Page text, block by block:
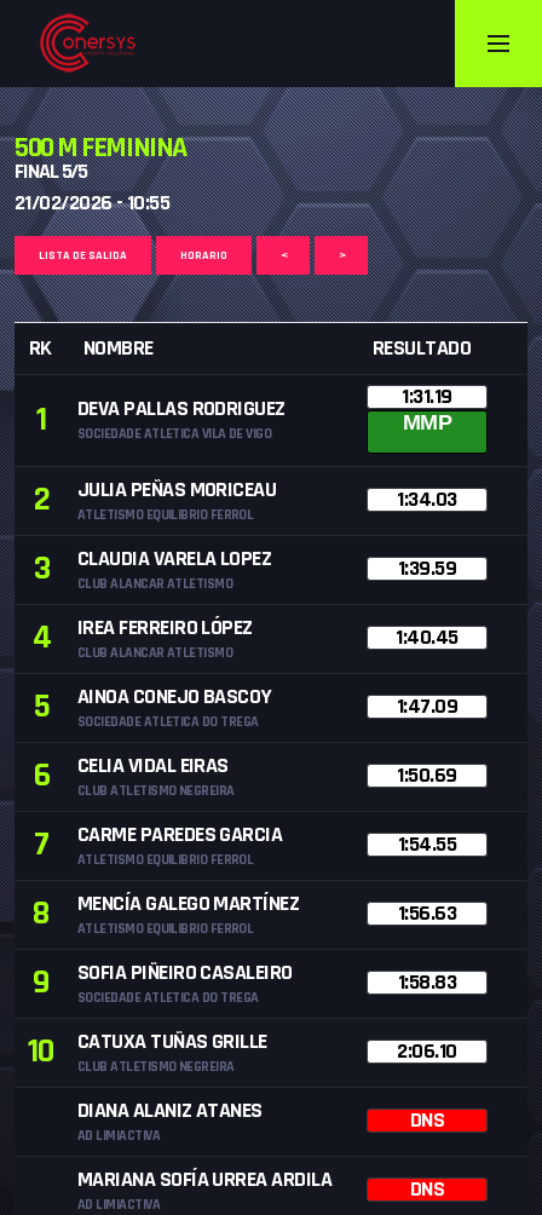
500 M FEMININA
FINAL 5/5
21/02/2026 - 10:55
LISTA DE SALIDA HORARIO < >
RK NOMBRE RESULTADO
1 DEVA PALLAS RODRIGUEZ
SOCIEDADE ATLETICA VILA DE VIGO
1:31.19
MMP
2 JULIA PEÑAS MORICEAU
ATLETISMO EQUILIBRIO FERROL
1:34.03
3 CLAUDIA VARELA LOPEZ
CLUB ALANCAR ATLETISMO
1:39.59
4 IREA FERREIRO LÓPEZ
CLUB ALANCAR ATLETISMO
1:40.45
5 AINOA CONEJO BASCOY
SOCIEDADE ATLETICA DO TREGA
1:47.09
6 CELIA VIDAL EIRAS
CLUB ATLETISMO NEGREIRA
1:50.69
7 CARME PAREDES GARCIA
ATLETISMO EQUILIBRIO FERROL
1:54.55
8 MENCÍA GALEGO MARTÍNEZ
ATLETISMO EQUILIBRIO FERROL
1:56.63
9 SOFIA PIÑEIRO CASALEIRO
SOCIEDADE ATLETICA DO TREGA
1:58.83
10 CATUXA TUÑAS GRILLE
CLUB ATLETISMO NEGREIRA
2:06.10
DIANA ALANIZ ATANES
AD LIMIACTIVA
DNS
MARIANA SOFÍA URREA ARDILA
AD LIMIACTIVA
DNS